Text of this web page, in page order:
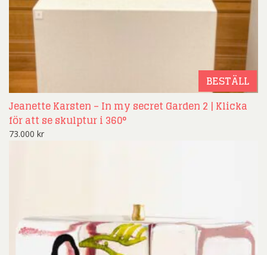
BESTÄLL
Jeanette Karsten – In my secret Garden 2 | Klicka
för att se skulptur i 360°
73.000 kr